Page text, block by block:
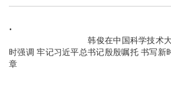
                               韩俊在中国科学技术大学作形势政策报告
时强调 牢记习近平总书记殷殷嘱托 书写新
章